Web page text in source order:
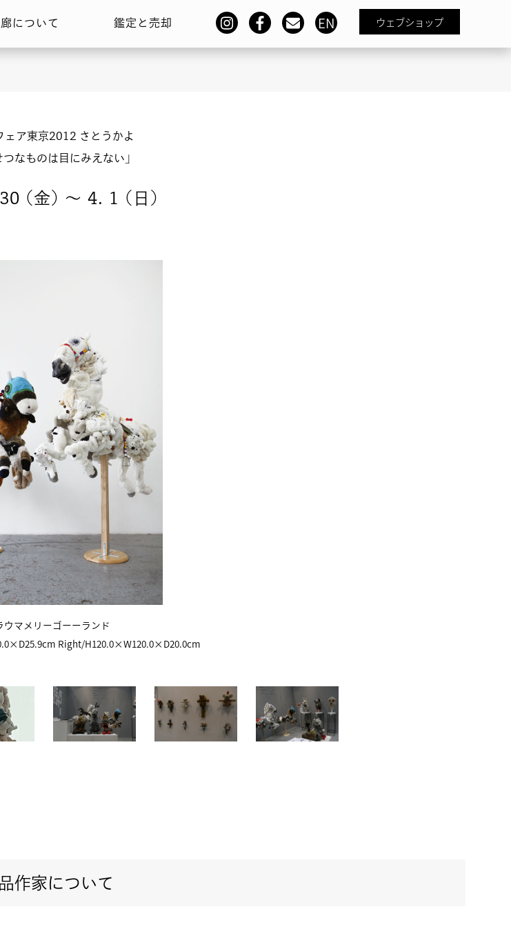
について 鑑定と売却 EN ウェブショップ
ェア東京2012 さとうかよ
つなものは目にみえない」
(金) 〜 4. 1 (日)
ウマメリーゴーーランド
Right/H120.0×W120.0×D20.0cm
作家について